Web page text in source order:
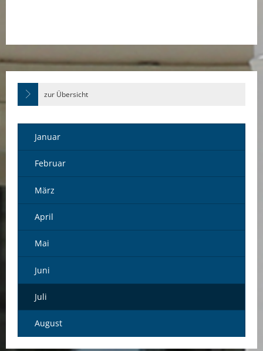
zur Übersicht
Januar
Februar
März
April
Mai
Juni
Juli
August